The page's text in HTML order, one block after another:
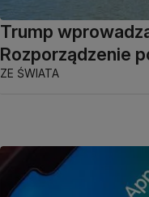
Trump
Rozporządzenie
ZE ŚWIATA